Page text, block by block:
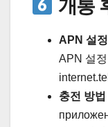
개통
APN 설
APN 설
충전 방법